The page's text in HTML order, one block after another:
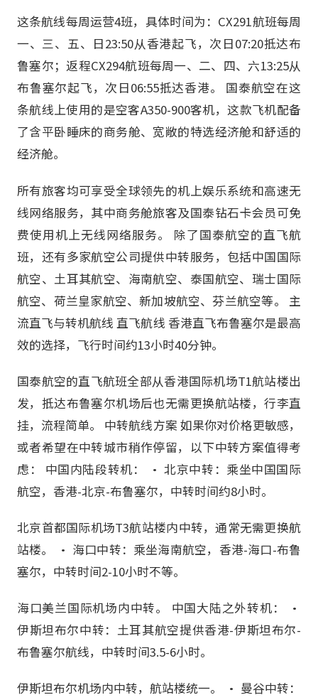
这条航线每周运营4班，具体时间为：CX291航班每周
一、三、五、日23:50从香港起飞，次日07:20抵达布
鲁塞尔；返程CX294航班每周一、二、四、六13:25从
布鲁塞尔起飞，次日06:55抵达香港。 国泰航空在这
条航线上使用的是空客A350-900客机，这款飞机配备
了含平卧睡床的商务舱、宽敞的特选经济舱和舒适的
经济舱。
所有旅客均可享受全球领先的机上娱乐系统和高速无
线网络服务，其中商务舱旅客及国泰钻石卡会员可免
费使用机上无线网络服务。 除了国泰航空的直飞航
班，还有多家航空公司提供中转服务，包括中国国际
航空、土耳其航空、海南航空、泰国航空、瑞士国际
航空、荷兰皇家航空、新加坡航空、芬兰航空等。 主
流直飞与转机航线 直飞航线 香港直飞布鲁塞尔是最高
效的选择，飞行时间约13小时40分钟。
国泰航空的直飞航班全部从香港国际机场T1航站楼出
发，抵达布鲁塞尔机场后也无需更换航站楼，行李直
挂，流程简单。 中转航线方案 如果你对价格更敏感，
或者希望在中转城市稍作停留，以下中转方案值得考
虑： 中国内陆段转机： • 北京中转：乘坐中国国际
航空，香港-北京-布鲁塞尔，中转时间约8小时。
北京首都国际机场T3航站楼内中转，通常无需更换航
站楼。 • 海口中转：乘坐海南航空，香港-海口-布鲁
塞尔，中转时间2-10小时不等。
海口美兰国际机场内中转。 中国大陆之外转机： •
伊斯坦布尔中转：土耳其航空提供香港-伊斯坦布尔-
布鲁塞尔航线，中转时间3.5-6小时。
伊斯坦布尔机场内中转，航站楼统一。 • 曼谷中转：